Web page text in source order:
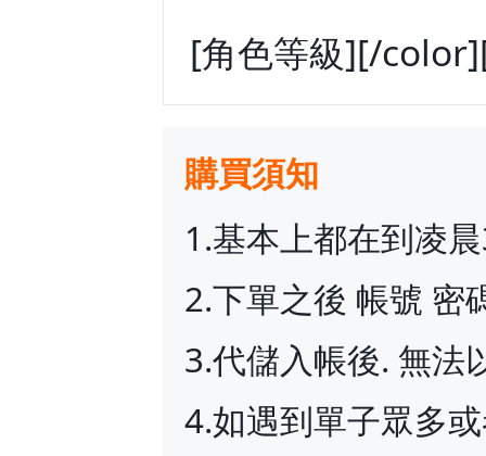
[角色等級][/
購買須知
1.基本上都在到凌
2.下單之後 帳號 密
3.代儲入帳後. 無法
4.如遇到單子眾多